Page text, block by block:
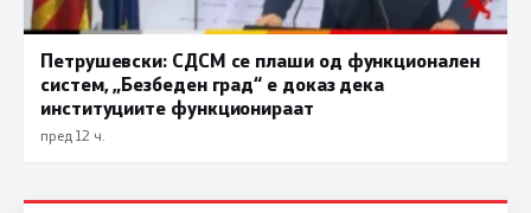
Петрушевски: СДСМ се плаши од функционален
систем, „Безбеден град“ е доказ дека
институциите функционираат
пред 12 ч.